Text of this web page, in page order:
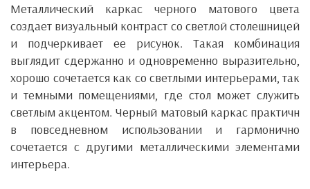
Металлический каркас черного матового цвета
создает визуальный контраст со светлой столешницей
и подчеркивает ее рисунок. Такая комбинация
выглядит сдержанно и одновременно выразительно,
хорошо сочетается как со светлыми интерьерами, так
и темными помещениями, где стол может служить
светлым акцентом. Черный матовый каркас практичн
в повседневном использовании и гармонично
сочетается с другими металлическими элементами
интерьера.